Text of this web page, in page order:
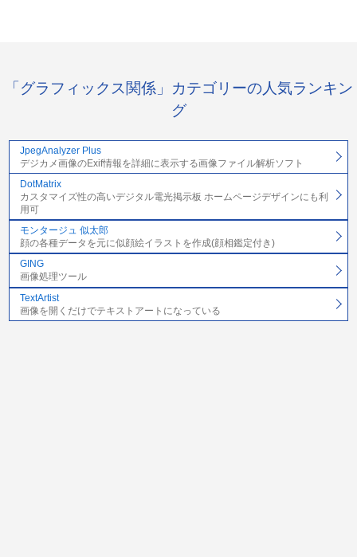
「グラフィックス関係」カテゴリーの人気ランキン
グ
JpegAnalyzer Plus
デジカメ画像のExif情報を詳細に表示する画像ファイル解析ソフト
DotMatrix
カスタマイズ性の高いデジタル電光掲示板 ホームページデザインにも利
用可
モンタージュ 似太郎
顔の各種データを元に似顔絵イラストを作成(顔相鑑定付き)
GING
画像処理ツール
TextArtist
画像を開くだけでテキストアートになっている